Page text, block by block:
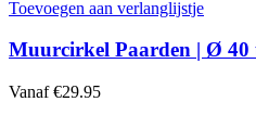
Toevoegen aan verlanglijstje
Muurcirkel Paarden | Ø 40
Vanaf €29.95